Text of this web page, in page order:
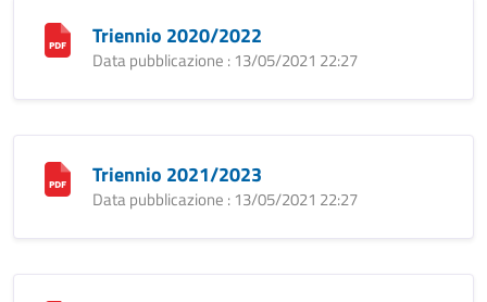
Triennio 2020/2022
Data pubblicazione : 13/05/2021 22:27
Triennio 2021/2023
Data pubblicazione : 13/05/2021 22:27